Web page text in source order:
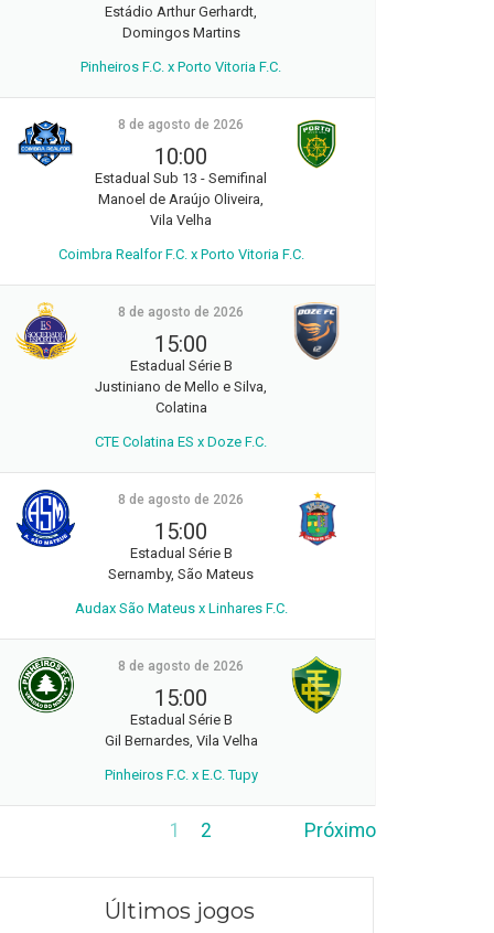
Estádio Arthur Gerhardt,
Domingos Martins
Pinheiros F.C. x Porto Vitoria F.C.
8 de agosto de 2026
10:00
Estadual Sub 13 - Semifinal
Manoel de Araújo Oliveira,
Vila Velha
Coimbra Realfor F.C. x Porto Vitoria F.C.
8 de agosto de 2026
15:00
Estadual Série B
Justiniano de Mello e Silva,
Colatina
CTE Colatina ES x Doze F.C.
8 de agosto de 2026
15:00
Estadual Série B
Sernamby, São Mateus
Audax São Mateus x Linhares F.C.
8 de agosto de 2026
15:00
Estadual Série B
Gil Bernardes, Vila Velha
Pinheiros F.C. x E.C. Tupy
1 2 Próximo
Últimos jogos